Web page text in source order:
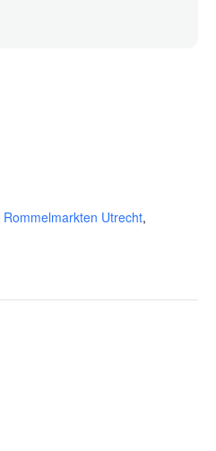
Rommelmarkten Utrecht,